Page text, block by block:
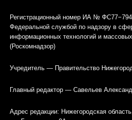
Регистрационный номер ИА №
Федеральной службой по надзору в
информационных технологий и
(Роскомнадзор)
Учредитель — Правительство
Главный редактор — Савельев
Адрес редакции: Нижегородская